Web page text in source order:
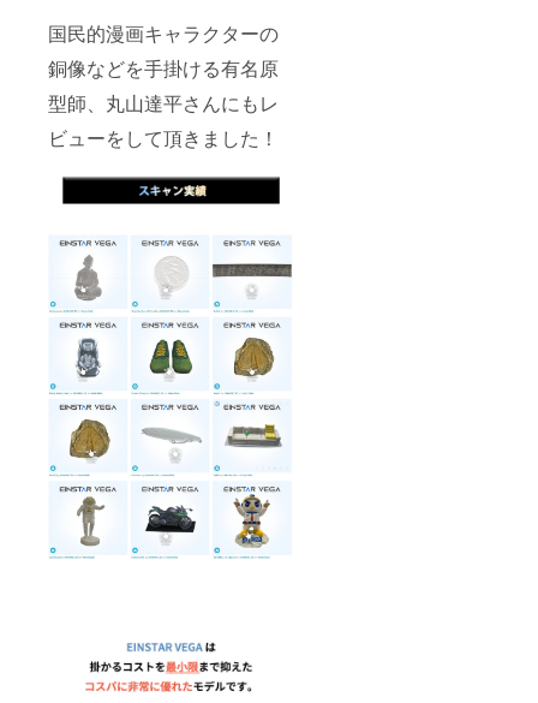
国民的漫画キャラクターの
銅像などを手掛ける有名原
型師、丸山達平さんにもレ
ビューをして頂きました！